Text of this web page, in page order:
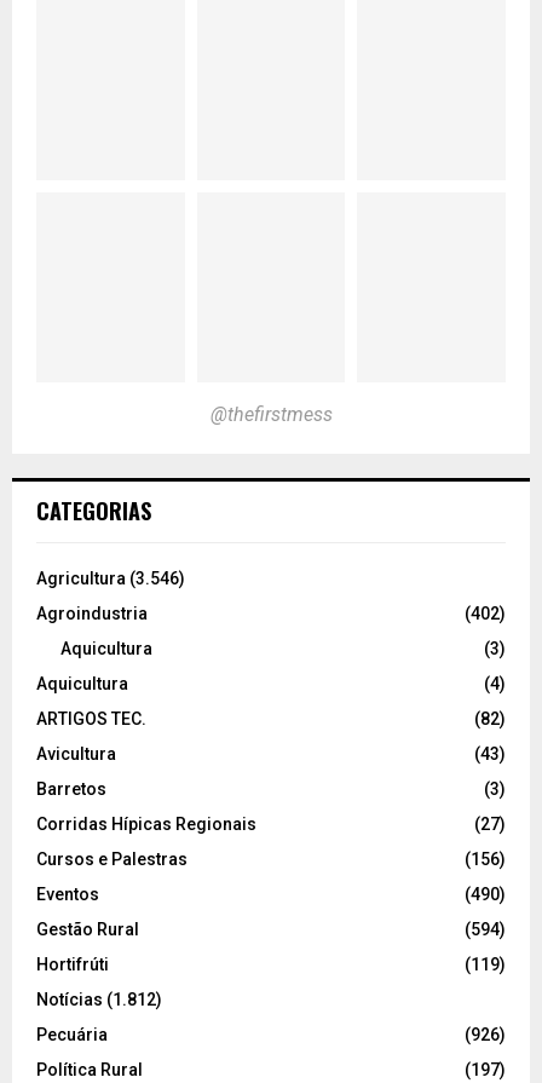
@thefirstmess
CATEGORIAS
Agricultura (3.546)
Agroindustria
(402)
Aquicultura
(3)
Aquicultura
(4)
ARTIGOS TEC.
(82)
Avicultura
(43)
Barretos
(3)
Corridas Hípicas Regionais
(27)
Cursos e Palestras
(156)
Eventos
(490)
Gestão Rural
(594)
Hortifrúti
(119)
Notícias (1.812)
Pecuária
(926)
Política Rural
(197)